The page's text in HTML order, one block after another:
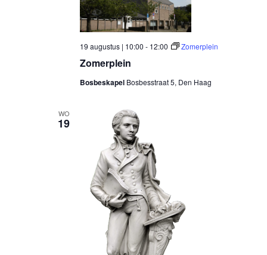
Zomerplein
19 augustus | 10:00 - 12:00 Zomerplein
Bosbeskapel Bosbesstraat 5, Den Haag
WO
19